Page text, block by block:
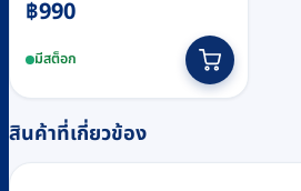
฿990
มีสต็อก
สินค้าที่เกี่ยวข้อง